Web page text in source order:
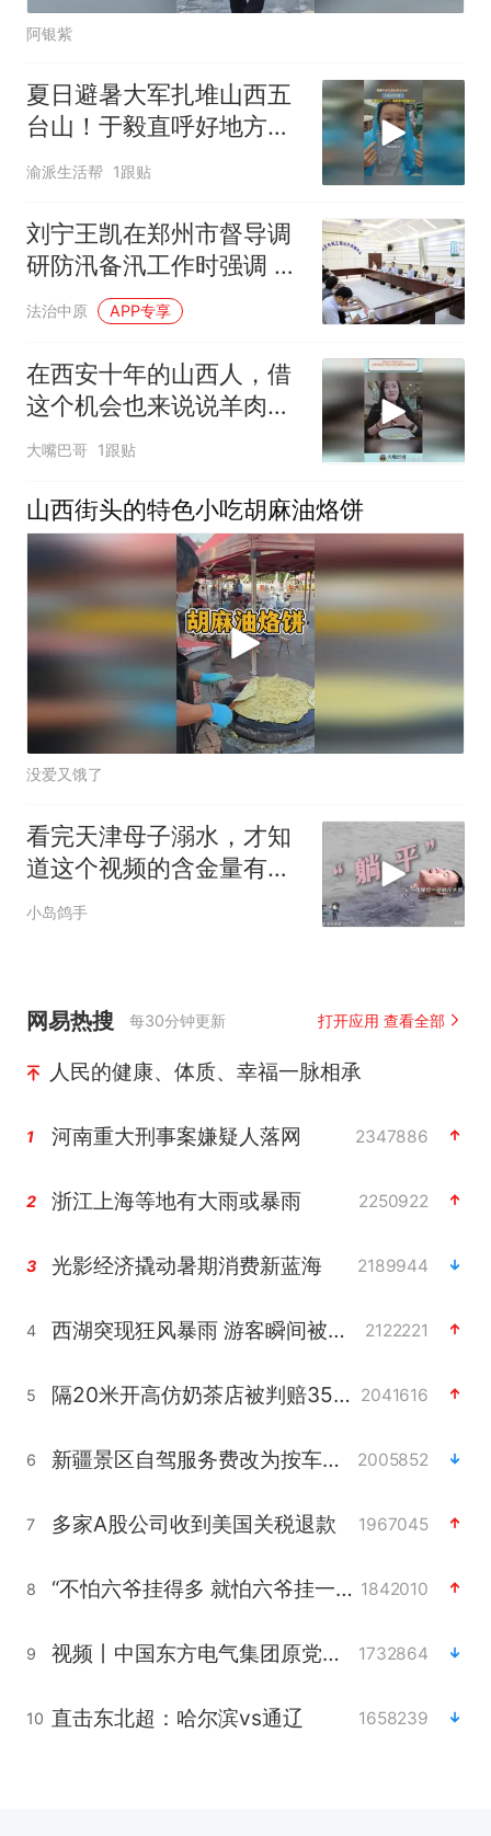
阿银紫
夏日避暑大军扎堆山西五
台山！于毅直呼好地方，
山上均温 15℃，游客穿羽
渝派生活帮 1跟贴
刘宁王凯在郑州市督导调
研防汛备汛工作时强调 绷
紧防汛安全之弦 守牢安全
生产底线 坚决维护人民群
众生命财产安全
法治中原 APP专享
在西安十年的山西人，借
这个机会也来说说羊肉泡
馍风波
大嘴巴哥 1跟贴
山西街头的特色小吃胡麻油烙饼
没爱又饿了
看完天津母子溺水，才知
道这个视频的含金量有多
高！
小岛鸽手
网易热搜 每30分钟更新 打开应用 查看全部
人民的健康、体质、幸福一脉相承
1 河南重大刑事案嫌疑人落网 2347886
2 浙江上海等地有大雨或暴雨 2250922
3 光影经济撬动暑期消费新蓝海 2189944
4 西湖突现狂风暴雨 游客瞬间被浇透 2122221
5 隔20米开高仿奶茶店被判赔35万元 2041616
6 新疆景区自驾服务费改为按车收费 2005852
7 多家A股公司收到美国关税退款 1967045
8 “不怕六爷挂得多 就怕六爷挂一颗” 1842010
9 视频丨中国东方电气集团原党组副书记、董事宋致远被查 1732864
10 直击东北超：哈尔滨vs通辽 1658239